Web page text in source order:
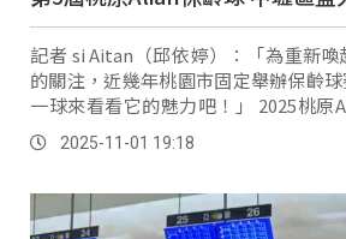
記者 si Aitan（邱依婷）：「為重新
的關注，近幾年桃園市固定舉辦保齡
一球來看看它的魅力吧！」 2025桃原Alian保齡球賽暨原民
權利宣導活動今年是來到了第五屆，現
都來共襄盛舉，也可以看到親子一起同
2025-11-01 19:18